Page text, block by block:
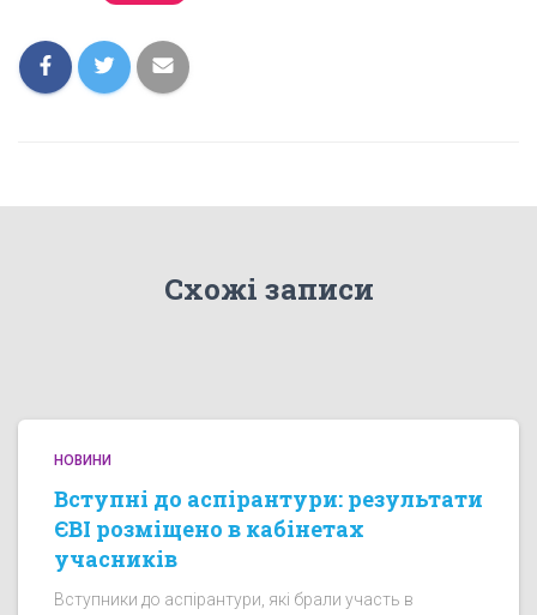
Схожі записи
НОВИНИ
Вступні до аспірантури: результати
ЄВІ розміщено в кабінетах
учасників
Вступники до аспірантури, які брали участь в